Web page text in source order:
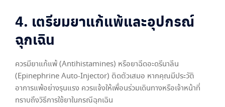
4. เตรียมยาแก้แพ้และอุปกรณ์
ฉุกเฉิน
ควรมียาแก้แพ้ (Antihistamines) หรือยาฉีดอะดรีนาลีน
(Epinephrine Auto-Injector) ติดตัวเสมอ หากคุณมีประวัติ
อาการแพ้อย่างรุนแรง ควรแจ้งให้เพื่อนร่วมเดินทางหรือเจ้าหน้าที่
ทราบถึงวิธีการใช้ยาในกรณีฉุกเฉิน